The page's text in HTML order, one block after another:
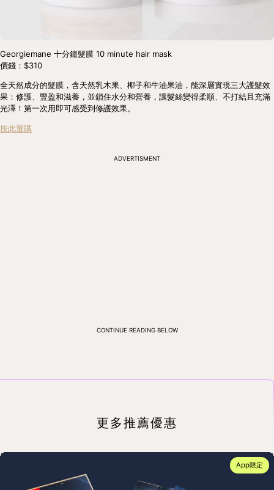
Georgiemane 十分鐘髮膜 10 minute hair mask
價錢：$310
全天然成分的髮膜，含天然乳木果、椰子和牛油果油，能深層實現三大護髮效
果：修護、豐盈和滋養，並鎖住水分和營養，讓髮絲變得柔順、不打結且充滿
光澤！第一次用即可感受到修護效果。
按此選購
ADVERTISMENT
CONTINUE READING BELOW
更多推薦優惠
App限定